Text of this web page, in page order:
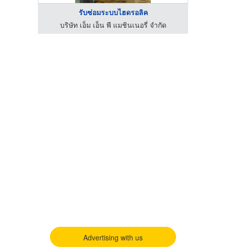
รับซ่อมระบบไฮดรอลิค
บริษัท เอ็ม เอ็น พี แมชินเนอรี่ จำกัด
Advertising with us